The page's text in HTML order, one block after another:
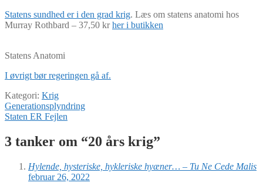
Statens sundhed er i den grad krig. Læs om statens anatomi hos
Murray Rothbard – 37,50 krher i butikken
Statens Anatomi
I øvrigt bør regeringen gå af.
Kategori: Krig
Indlægsnavigation
Forrige
indlæg:
Generationsplyndring
Næste
Staten ER Fejlen
3 tanker om “20 års krig”
Hylende, hysteriske, hykleriske hyæner… – Tu Ne Cede Malis
februar 26, 2022